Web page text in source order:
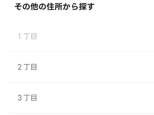
その他の住所から探す
１丁目
２丁目
３丁目